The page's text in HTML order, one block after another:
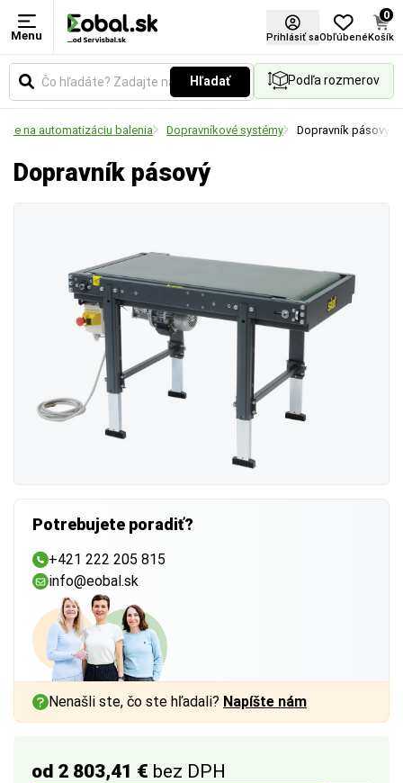
Menu Prihlásiť saObľúbené
0
Košík
Hľadať Podľa rozmerov
na automatizáciu balenia Dopravníkové systémy Dopravník pásový
Dopravník pásový
od 2 803,41 € bez DPH
Potrebujete poradiť?
+421 222 205 815
info@eobal.sk
Nenašli ste, čo ste hľadali? Napíšte nám